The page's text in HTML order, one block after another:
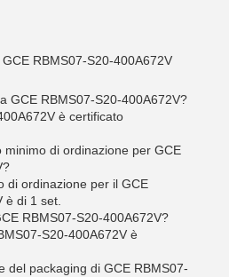
RBMS07-S20-400A672V
GCE RBMS07-S20-400A672V?
è certificato
di ordinazione per GCE
di ordinazione per il GCE
è di 1 set.
RBMS07-S20-400A672V?
S20-400A672V è
del packaging di GCE RBMS07-